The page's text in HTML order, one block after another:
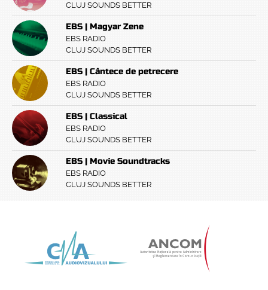
CLUJ SOUNDS BETTER
EBS | Magyar Zene
EBS RADIO
CLUJ SOUNDS BETTER
EBS | Cântece de petrecere
EBS RADIO
CLUJ SOUNDS BETTER
EBS | Classical
EBS RADIO
CLUJ SOUNDS BETTER
EBS | Movie Soundtracks
EBS RADIO
CLUJ SOUNDS BETTER